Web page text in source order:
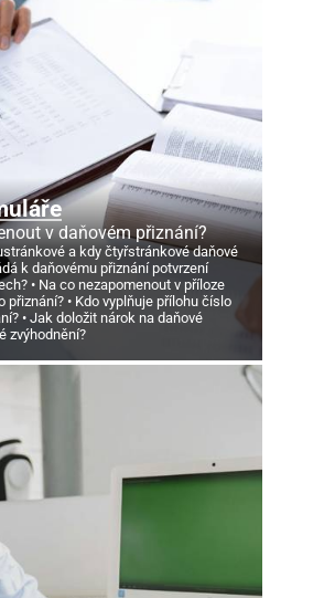
v daňovém přiznání?
a kdy čtyřstránkové daňové
k daňovému přiznání potvrzení
Na co nezapomenout v příloze
přiznání?
Kdo vyplňuje přílohu číslo
Jak doložit nárok na daňové
zvýhodnění?